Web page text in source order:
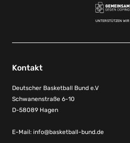
UNTERSTÜTZEN WIR
Kontakt
Deutscher Basketball Bund e.V
Schwanenstraße 6-10
D-58089 Hagen
E-Mail: info@basketball-bund.de